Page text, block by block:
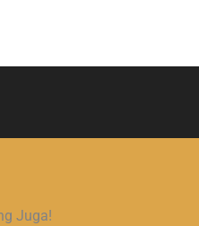
Juga!